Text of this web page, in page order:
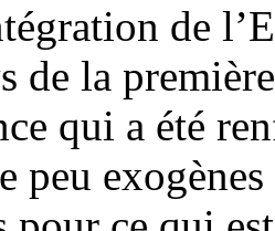
de
de la
qui a été
peu